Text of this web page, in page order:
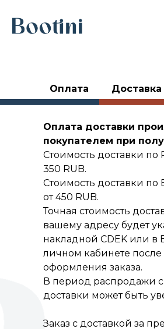
Оплата доставки
покупателем при
Стоимость доставки по
350 RUB.
Cтоимость доставки по
от 450 RUB.
Точная стоимость
вашему адресу будет
накладной CDEK или в
личном кабинете после
оформления заказа.
В период распродажи
доставки может быть
Заказ с доставкой за
Оплата Доставка